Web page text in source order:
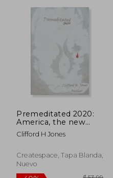
dcto. $ 57.47
Premeditated 2020:
America, the new
beginning. (The
supreme 13) (Volume
Clifford H Jones
Createspace, Tapa Blanda,
Nuevo